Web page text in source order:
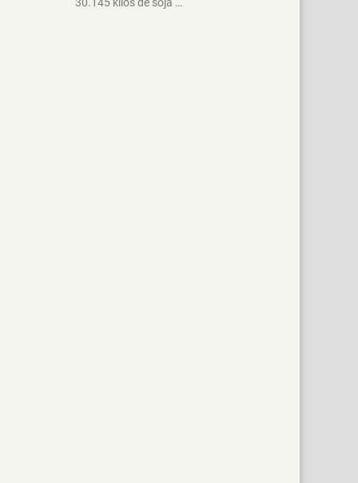
30.145 kilos de soja …